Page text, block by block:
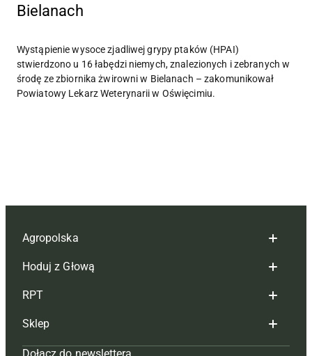
Bielanach
Wystąpienie wysoce zjadliwej grypy ptaków (HPAI)
stwierdzono u 16 łabędzi niemych, znalezionych i zebranych w
środę ze zbiornika żwirowni w Bielanach – zakomunikował
Powiatowy Lekarz Weterynarii w Oświęcimiu.
Agropolska
Redakcja
Reklama
Tagi
Hoduj z Głową
Hoduj z głową bydło
Hoduj z głową świnie
RPT
Redakcja
Sklep